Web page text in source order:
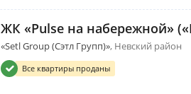
ЖК «Pulse на набережной»
«Setl Group (Сэтл Групп)» Невский район
Все квартиры проданы